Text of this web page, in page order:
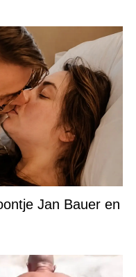
Jan Bauer en